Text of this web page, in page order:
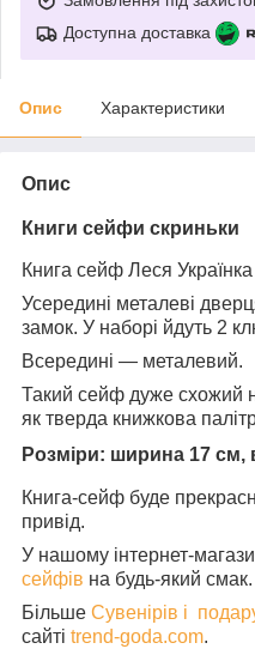
Доступна доставка
Опис Характеристики
Опис
Книги сейфи скриньки
Книга сейф Леся
Усередині металеві
замок. У наборі йдуть 2
Всередині — металевий.
Такий сейф дуже схожий
як тверда книжкова
Розміри: ширина 17 см,
Книга-сейф буде
привід.
У нашому інтернет-
сейфів на будь-який
Більше Сувенірів і
сайті trend-goda.com.